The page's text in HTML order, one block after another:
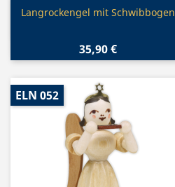
Vorschau
Langrockengel mit Schwibbogen
35,90 €
ELN 052